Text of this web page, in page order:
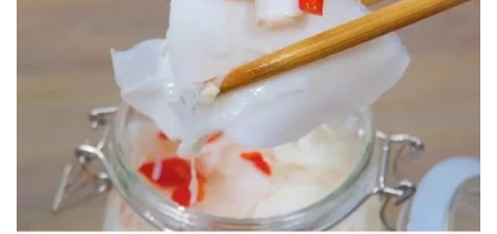
Tin nóng
Tư vấn luật
Quân sự - Quốc phòng
Vũ khí
Việt Nam
Phân tích